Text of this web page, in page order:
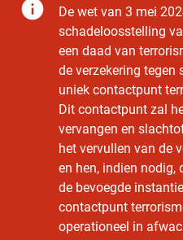
De wet van 3 mei
schadeloosstelling
een daad van
de verzekering tegen
uniek contactpunt
Dit contactpunt zal
vervangen en
het vervullen van de
en hen, indien nodig,
de bevoegde
contactpunt
operationeel in